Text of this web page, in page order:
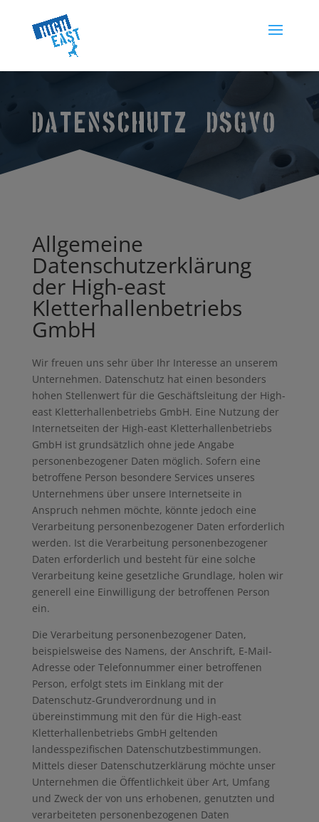
DATENSCHUTZ – DSGVO
Allgemeine
Datenschutzerklärung
der High-east
Kletterhallenbetriebs
GmbH
Wir freuen uns sehr über Ihr Interesse an unserem
Unternehmen. Datenschutz hat einen besonders
hohen Stellenwert für die Geschäftsleitung der High-
east Kletterhallenbetriebs GmbH. Eine Nutzung der
Internetseiten der High-east Kletterhallenbetriebs
GmbH ist grundsätzlich ohne jede Angabe
personenbezogener Daten möglich. Sofern eine
betroffene Person besondere Services unseres
Unternehmens über unsere Internetseite in
Anspruch nehmen möchte, könnte jedoch eine
Verarbeitung personenbezogener Daten erforderlich
werden. Ist die Verarbeitung personenbezogener
Daten erforderlich und besteht für eine solche
Verarbeitung keine gesetzliche Grundlage, holen wir
generell eine Einwilligung der betroffenen Person
ein.
Die Verarbeitung personenbezogener Daten,
beispielsweise des Namens, der Anschrift, E-Mail-
Adresse oder Telefonnummer einer betroffenen
Person, erfolgt stets im Einklang mit der
Datenschutz-Grundverordnung und in
übereinstimmung mit den für die High-east
Kletterhallenbetriebs GmbH geltenden
landesspezifischen Datenschutzbestimmungen.
Mittels dieser Datenschutzerklärung möchte unser
Unternehmen die Öffentlichkeit über Art, Umfang
und Zweck der von uns erhobenen, genutzten und
verarbeiteten personenbezogenen Daten